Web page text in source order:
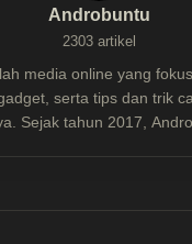
Androbuntu
2303 artikel
media online yang
serta tips dan trik
Sejak tahun 2017,